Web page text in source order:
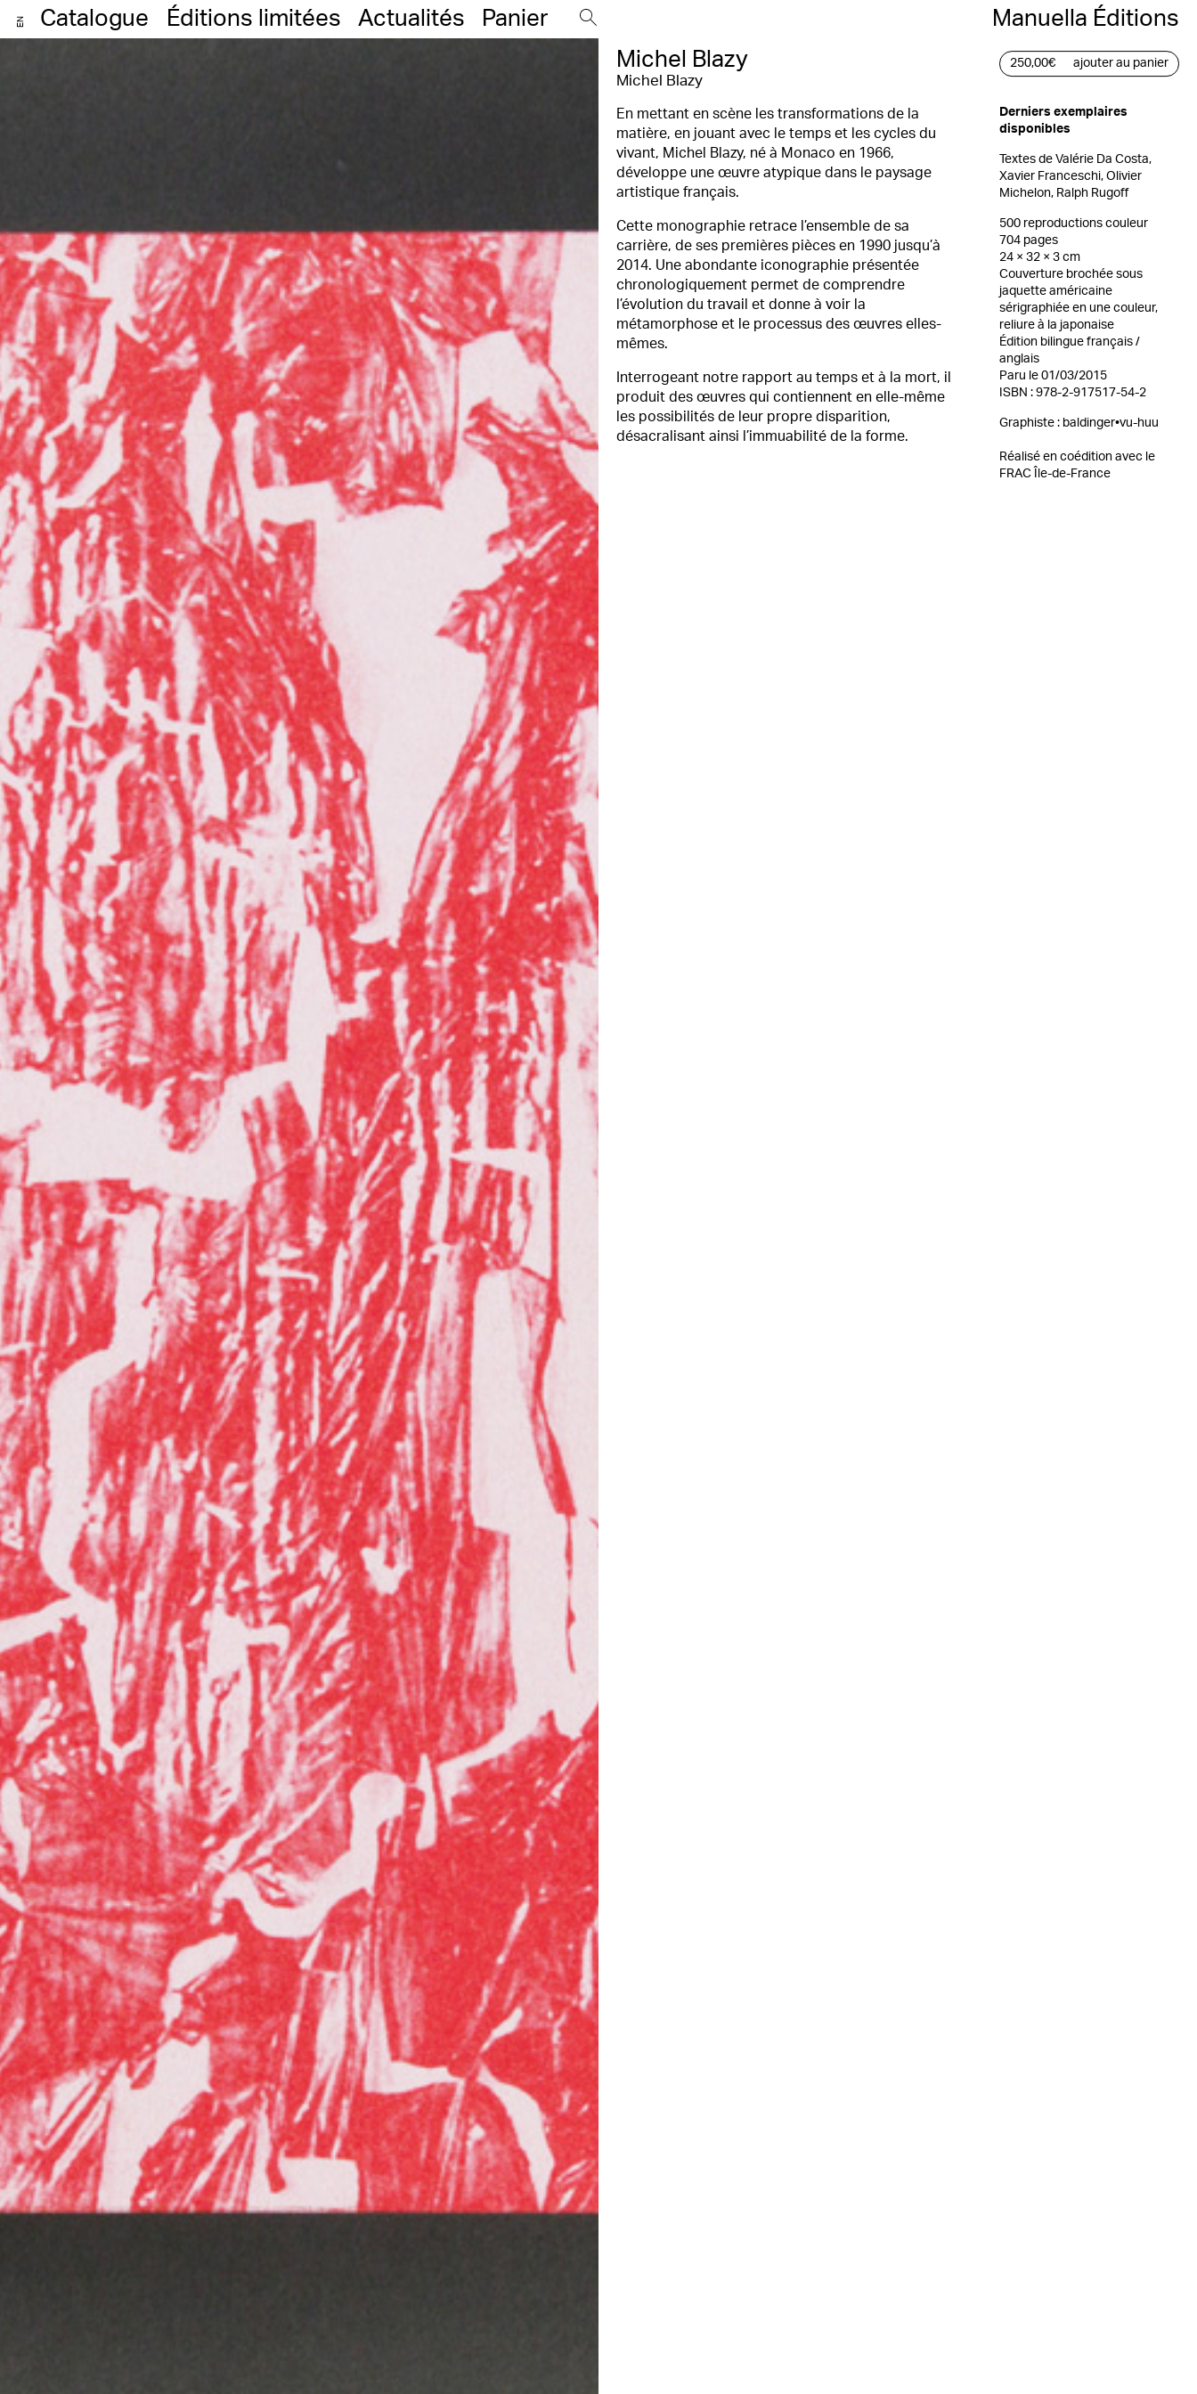
EN Catalogue Éditions limitées Actualités Panier
Manuella Éditions
Michel Blazy
Michel Blazy
En mettant en scène les transformations de la
matière, en jouant avec le temps et les cycles du
vivant, Michel Blazy, né à Monaco en 1966,
développe une œuvre atypique dans le paysage
artistique français.
Cette monographie retrace l’ensemble de sa
carrière, de ses premières pièces en 1990 jusqu’à
2014. Une abondante iconographie présentée
chronologiquement permet de comprendre
l’évolution du travail et donne à voir la
métamorphose et le processus des œuvres elles-
mêmes.
Interrogeant notre rapport au temps et à la mort, il
produit des œuvres qui contiennent en elle-même
les possibilités de leur propre disparition,
désacralisant ainsi l’immuabilité de la forme.
250,00€ ajouter au panier
Derniers exemplaires
disponibles
Textes de Valérie Da Costa,
Xavier Franceschi, Olivier
Michelon, Ralph Rugoff
500 reproductions couleur
704 pages
24 × 32 × 3 cm
Couverture brochée sous
jaquette américaine
sérigraphiée en une couleur,
reliure à la japonaise
Édition bilingue français /
anglais
Paru le 01/03/2015
ISBN : 978-2-917517-54-2
Graphiste : baldinger•vu-huu
Réalisé en coédition avec le
FRAC Île-de-France